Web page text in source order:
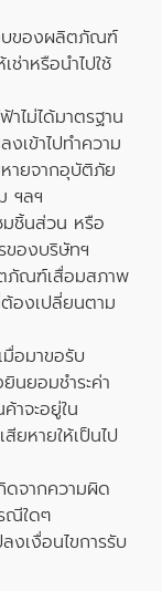
บของผลิตภัณฑ์
ช่าหรือนำไปใช้
าไม่ได้มาตรฐาน
เข้าไปทำความ
ายจากอุบัติภัย
ฯลฯ
ชิ้นส่วน หรือ
ของบริษัทฯ
ภัณฑ์เสื่อมสภาพ
องเปลี่ยนตาม
อมาขอรับ
นยอมชำระค่า
าจะอยู่ใน
ยหายให้เป็นไป
ดจากความผิด
ณีใดๆ
งเงื่อนไขการรับ